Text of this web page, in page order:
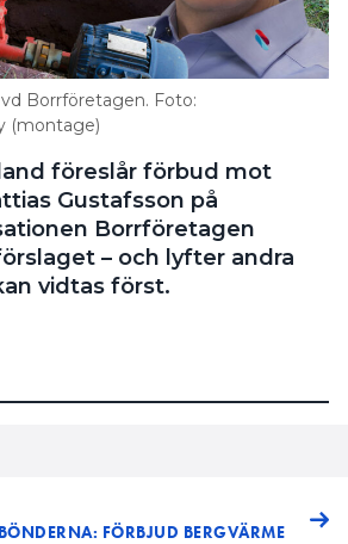
Borrföretagen. Foto:
(montage)
föreslår förbud mot
Gustafsson på
Borrföretagen
– och lyfter andra
vidtas först.
FÖRBJUD BERGVÄRME